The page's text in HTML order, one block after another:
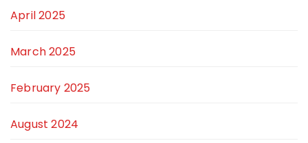
April 2025
March 2025
February 2025
August 2024